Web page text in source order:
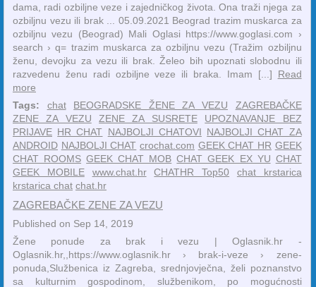
dama, radi ozbiljne veze i zajedničkog života. Ona traži njega za
ozbiljnu vezu ili brak ... 05.09.2021 Beograd trazim muskarca za
ozbiljnu vezu (Beograd) Mali Oglasi https://www.goglasi.com ›
search › q= trazim muskarca za ozbiljnu vezu (Tražim ozbiljnu
ženu, devojku za vezu ili brak. Želeo bih upoznati slobodnu ili
razvedenu ženu radi ozbiljne veze ili braka. Imam [...] Read
more
Tags:
chat BEOGRADSKE ŽENE ZA VEZU
ZAGREBAČKE
ZENE ZA VEZU
ZENE ZA SUSRETE
UPOZNAVANJE BEZ
PRIJAVE HR CHAT NAJBOLJI CHATOVI NAJBOLJI CHAT ZA
ANDROID NAJBOLJI CHAT crochat.com GEEK CHAT HR GEEK
CHAT ROOMS GEEK CHAT MOB CHAT GEEK EX YU CHAT
GEEK MOBILE
www.chat.hr CHATHR Top50
chat krstarica
krstarica chat chat.hr
ZAGREBAČKE ZENE ZA VEZU
Published on Sep 14, 2019
Žene ponude za brak i vezu | Oglasnik.hr -
Oglasnik.hr,,https://www.oglasnik.hr › brak-i-veze › zene-
ponuda,Službenica iz Zagreba, srednjovječna, želi poznanstvo
sa kulturnim gospodinom, službenikom, po mogućnosti